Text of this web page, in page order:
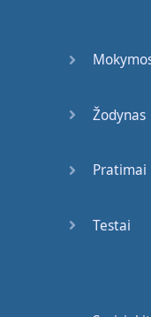
Žodynas
Pratimai
Testai